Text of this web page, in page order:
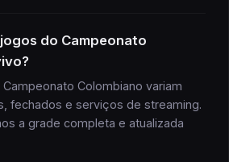
do Campeonato
Campeonato Colombiano variam
fechados e serviços de streaming.
a grade completa e atualizada